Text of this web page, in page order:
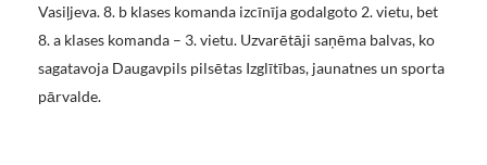
Vasiļjeva. 8. b klases komanda izcīnīja godalgoto 2. vietu, bet
8. a klases komanda – 3. vietu. Uzvarētāji saņēma balvas, ko
sagatavoja Daugavpils pilsētas Izglītības, jaunatnes un sporta
pārvalde.